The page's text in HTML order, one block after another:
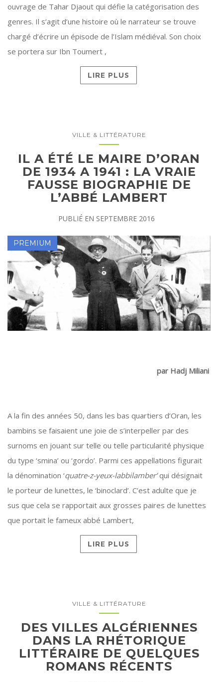
ouvrage de Tahar Djaout qui défie la catégorisation des
genres. Il s’agit d’une histoire où le narrateur se trouve
chargé d’écrire un épisode de l’Islam médiéval. Son choix
se portera sur Ibn Toumert ,
LIRE PLUS
VILLE & LITTÉRATURE
IL A ÉTÉ LE MAIRE D’ORAN
DE 1934 A 1941 : LA VRAIE
FAUSSE BIOGRAPHIE DE
L’ABBÉ LAMBERT
PUBLIÉ EN SEPTEMBRE 2016
par Hadj Miliani
A la fin des années 50, dans les bas quartiers d’Oran, les
bambins se faisaient une joie de s’interpeller par des
surnoms en jouant sur telle ou telle particularité physique
du type ‘smina’ ou ‘gordo’. Parmi ces appellations figurait
la dénomination ‘quatre-z-yeux-labbilamber’qui désignait
le porteur de lunettes, le ‘binoclard’. C’est adulte que je
sus que cela se rapportait aux grosses paires de lunettes
que portait le fameux abbé Lambert,
LIRE PLUS
VILLE & LITTÉRATURE
DES VILLES ALGÉRIENNES
DANS LA RHÉTORIQUE
LITTÉRAIRE DE QUELQUES
ROMANS RÉCENTS